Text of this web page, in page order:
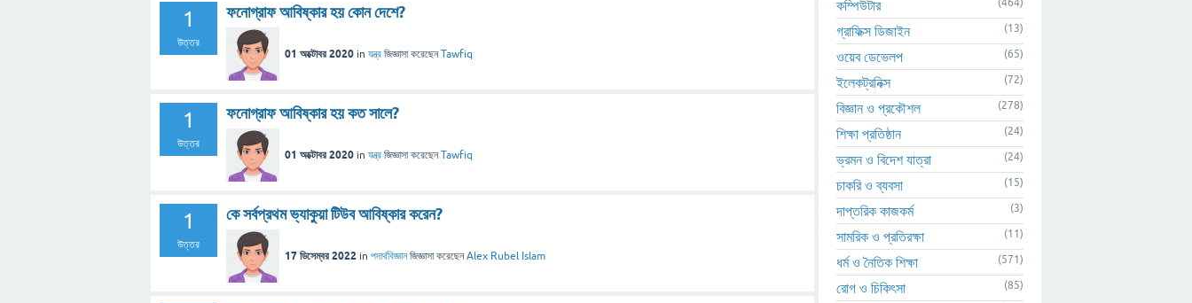
1
উত্তর
ফনোগ্রাফ আবিষ্কার হয় কোন দেশে?
01 অক্টোবর 2020 in যন্ত্র জিজ্ঞাসা করেছেনTawfiq
1
উত্তর
ফনোগ্রাফ আবিষ্কার হয় কত সালে?
01 অক্টোবর 2020 in যন্ত্র জিজ্ঞাসা করেছেনTawfiq
1
উত্তর
কে সর্বপ্রথম ভ্যাকুয়া টিউব আবিষ্কার করেন?
17 ডিসেম্বর 2022 in পদার্থবিজ্ঞান জিজ্ঞাসা করেছেনAlex Rubel Islam
কম্পিউটার
গ্রাফিক্স ডিজাইন (13)
ওয়েব ডেভেলপ (65)
ইলেকট্রনিক্স (72)
বিজ্ঞান ও প্রকৌশল (278)
শিক্ষা প্রতিষ্ঠান (24)
ভ্রমন ও বিদেশ যাত্রা (24)
চাকরি ও ব্যবসা (15)
দাপ্তরিক কাজকর্ম (3)
সামরিক ও প্রতিরক্ষা (11)
ধর্ম ও নৈতিক শিক্ষা (571)
রোগ ও চিকিৎসা (85)